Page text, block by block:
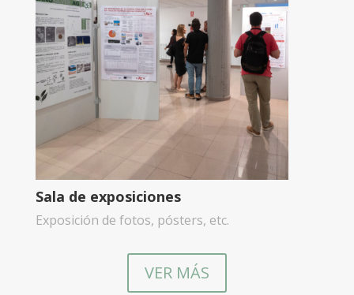
Sala de exposiciones
Exposición de fotos, pósters, etc.
VER MÁS